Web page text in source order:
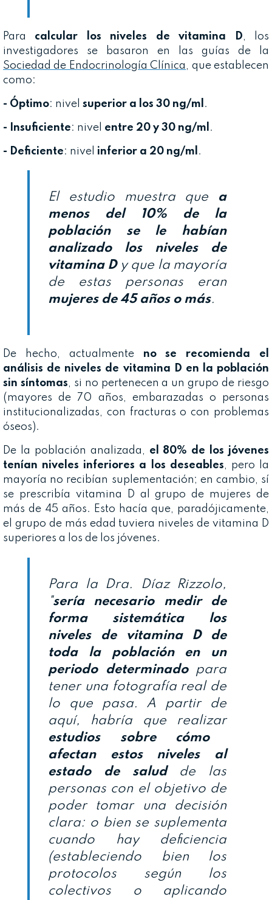
Para calcular los niveles de vitamina D, los
investigadores se basaron en las guías de la
Sociedad de Endocrinología Clínica , que establecen
como:
- Óptimo: nivel superior a los 30 ng/ml .
- Insuficiente: nivel entre 20 y 30 ng/ml .
- Deficiente: nivel inferior a 20 ng/ml .
El estudio muestra que a
menos del 10% de la
población se le habían
analizado los niveles de
vitamina Dy que la mayoría
de estas personas eran
mujeres de 45 años o más.
De hecho, actualmente no se recomienda el
análisis de niveles de vitamina D en la población
sin síntomas, si no pertenecen a un grupo de riesgo
(mayores de 70 años, embarazadas o personas
institucionalizadas, con fracturas o con problemas
óseos).
De la población analizada, el 80% de los jóvenes
tenían niveles inferiores a los deseables, pero la
mayoría no recibían suplementación; en cambio, sí
se prescribía vitamina D al grupo de mujeres de
más de 45 años. Esto hacía que, paradójicamente,
el grupo de más edad tuviera niveles de vitamina D
superiores a los de los jóvenes.
Para la Dra. Díaz Rizzolo,
"sería necesario medir de
forma sistemática los
niveles de vitamina D de
toda la población
en un
periodo determinadopara
tener una fotografía real de
lo que pasa. A partir de
aquí, habría que realizar
estudios sobre cómo
afectan estos niveles al
estado de saludde las
personas con el objetivo de
poder tomar una decisión
clara: o bien se suplementa
cuando hay deficiencia
(estableciendo bien los
protocolos según los
colectivos o aplicando